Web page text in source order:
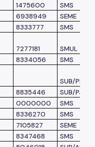
1475600
SMS
6938949
SEME
8333777
SMS
7277181
SMUL
8334056
SMS
SUB/PE
8835446
SUB/PJ
0000000
SMS
8336270
SMS
7105827
SEME
8347468
SMS